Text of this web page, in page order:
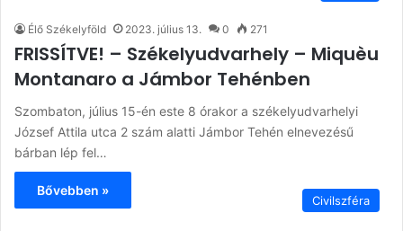
Élő Székelyföld 2023. július 13. 0 271
FRISSÍTVE! – Székelyudvarhely – Miquèu
Montanaro a Jámbor Tehénben
Szombaton, július 15-én este 8 órakor a székelyudvarhelyi
József Attila utca 2 szám alatti Jámbor Tehén elnevezésű
bárban lép fel…
Bővebben »
Civilszféra